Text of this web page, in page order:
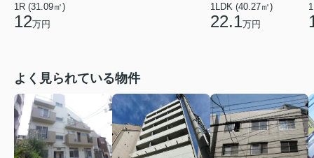
1R (31.09㎡)
12万円
1LDK (40.27㎡)
22.1万円
よく見られている物件